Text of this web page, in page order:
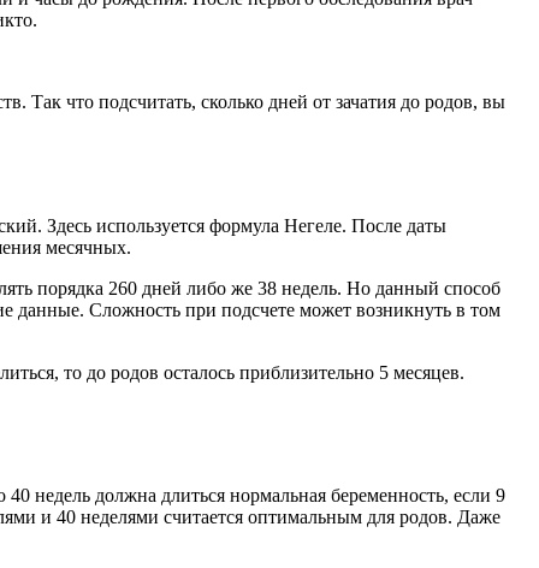
Так что подсчитать, сколько дней от зачатия до родов, вы
Здесь используется формула Негеле. После даты
месячных.
порядка 260 дней либо же 38 недель. Но данный способ
данные. Сложность при подсчете может возникнуть в том
то до родов осталось приблизительно 5 месяцев.
недель должна длиться нормальная беременность, если 9
и 40 неделями считается оптимальным для родов. Даже